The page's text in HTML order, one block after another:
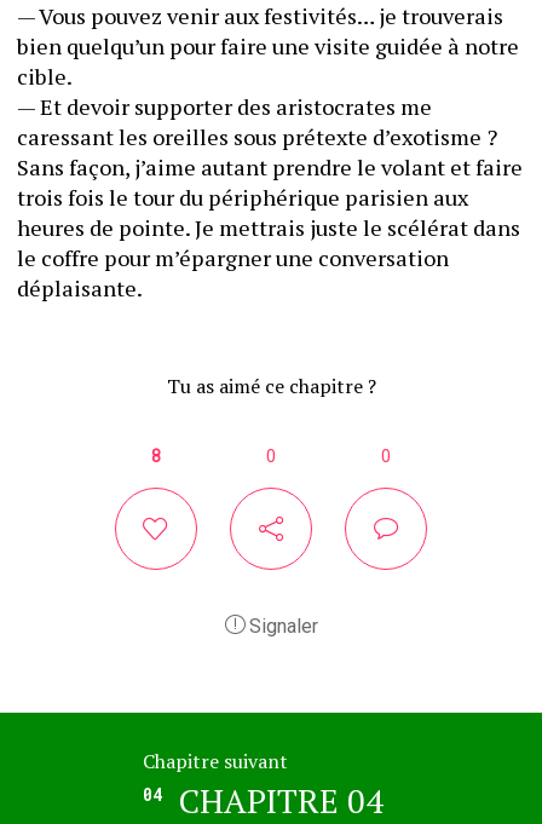
— Vous pouvez venir aux festivités… je trouverais
bien quelqu’un pour faire une visite guidée à notre
cible.
— Et devoir supporter des aristocrates me
caressant les oreilles sous prétexte d’exotisme ?
Sans façon, j’aime autant prendre le volant et faire
trois fois le tour du périphérique parisien aux
heures de pointe. Je mettrais juste le scélérat dans
le coffre pour m’épargner une conversation
déplaisante.
Tu as aimé ce chapitre ?
8 0 0
Signaler
Chapitre suivant
04 CHAPITRE 04